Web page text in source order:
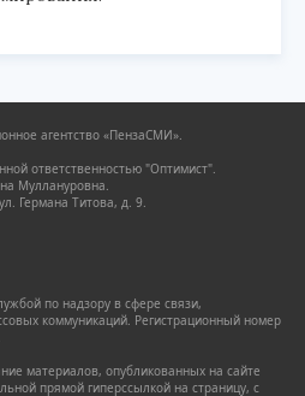
агентство «ПензаСМИ».
ответственностью "Оптимист".
Муллануровна.
Германа Титова, д. 9.
по надзору в сфере связи,
коммуникаций. Регистрационный номер
материалов, опубликованных на сайте
прямой гиперссылкой на страницу, с